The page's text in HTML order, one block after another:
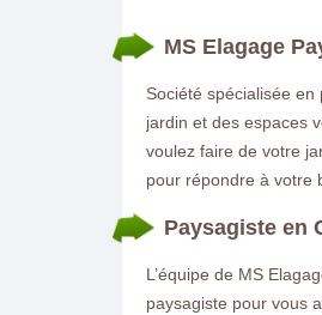
MS Elagage
Société spécialisée
jardin et des espaces
voulez faire de votre
pour répondre à votre
Paysagiste en
L’équipe de MS
paysagiste pour vous